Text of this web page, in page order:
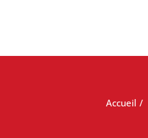
Accueil